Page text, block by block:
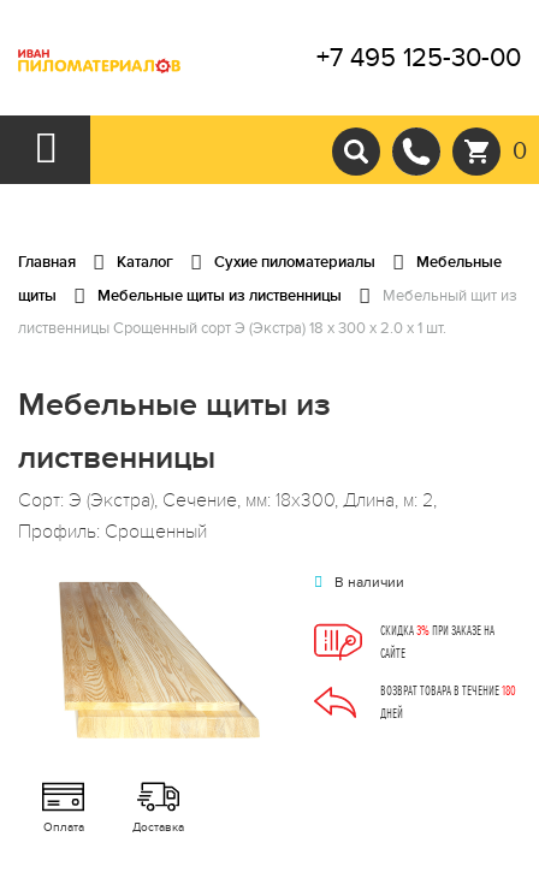
+7 495 125-30-00
0
Главная Каталог Сухие пиломатериалы
Мебельные
щиты
Мебельные щиты из лиственницы
Мебельный щит из
лиственницы Срощенный сорт Э (Экстра) 18 x 300 x 2.0 x 1 шт.
Мебельные щиты из
лиственницы
Сорт: Э (Экстра), Сечение, мм: 18x300, Длина, м: 2,
Профиль: Срощенный
В наличии
СКИДКА3%ПРИ ЗАКАЗЕ НА
САЙТЕ
ВОЗВРАТ ТОВАРА В ТЕЧЕНИЕ180
ДНЕЙ
Оплата Доставка